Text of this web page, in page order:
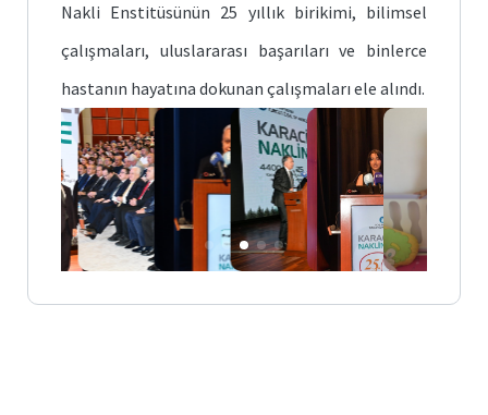
Nakli Enstitüsünün 25 yıllık birikimi, bilimsel
çalışmaları, uluslararası başarıları ve binlerce
hastanın hayatına dokunan çalışmaları ele alındı.